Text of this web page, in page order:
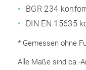
BGR 234
DIN EN 15635
* Gemessen ohne
Alle Maße sind ca.-